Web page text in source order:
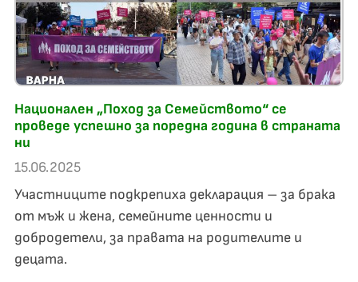
Национален „Поход за Семейството“ се
проведе успешно за поредна година в страната
ни
15.06.2025
Участниците подкрепиха декларация – за брака
от мъж и жена, семейните ценности и
добродетели, за правата на родителите и
децата.